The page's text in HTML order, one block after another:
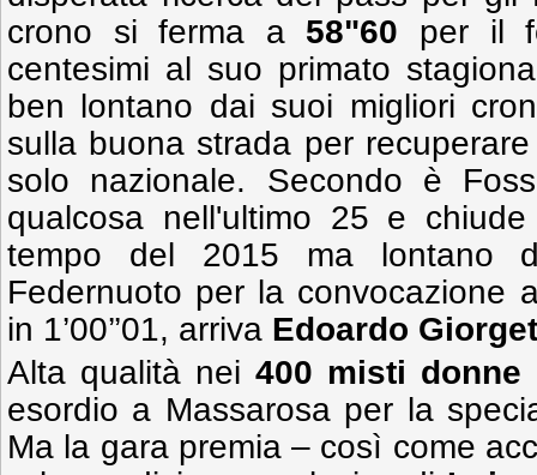
crono si ferma a 58"60 per il
centesimi al suo primato
ben lontano dai suoi migliori
sulla buona strada per
solo nazionale. Secondo è
qualcosa nell'ultimo 25 e
tempo del 2015 ma lontano
Federnuoto per la convocazione
in 1’00’’01, arriva Edoardo
Alta qualità nei 400 misti donne
esordio a Massarosa per la
Ma la gara premia – così come